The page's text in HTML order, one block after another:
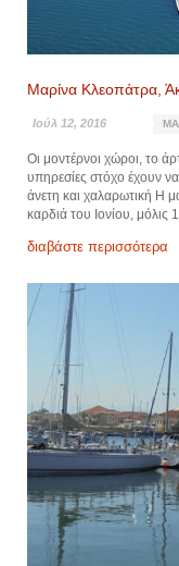
Μαρίνα Κλεοπάτρα,
Ιούλ 12, 2016
Οι μοντέρνοι χώροι, το
υπηρεσίες στόχο έχουν
άνετη και χαλαρωτική Η
καρδιά του Ιονίου,
διαβάστε περισσότερα